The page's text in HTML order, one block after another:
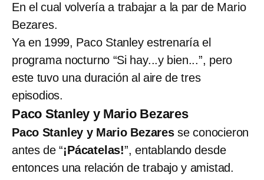
En el cual volvería a trabajar a la par de Mario
Bezares.
Ya en 1999, Paco Stanley estrenaría el
programa nocturno “Si hay...y bien...”, pero
este tuvo una duración al aire de tres
episodios.
Paco Stanley y Mario Bezares
Paco Stanley y Mario Bezaresse conocieron
antes de “¡Pácatelas!”, entablando desde
entonces una relación de trabajo y amistad.